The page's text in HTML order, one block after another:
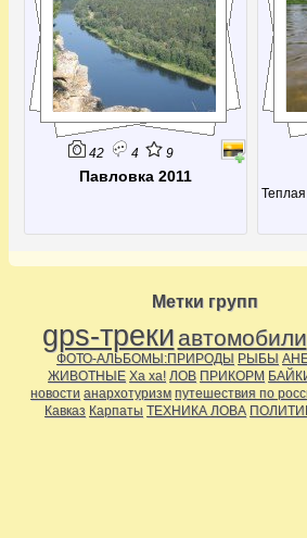
42 4 9
Павловка 2011
Теплая
Метки групп
gps-треки автомобили
ФОТО-АЛЬБОМЫ:ПРИРОДЫ РЫБЫ
ЖИВОТНЫЕ Ха ха! ЛОВ ПРИКОРМ
новости анархотуризм путешествия по
Кавказ Карпаты ТЕХНИКА ЛОВА